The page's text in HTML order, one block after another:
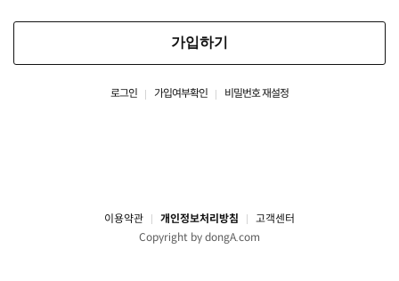
가입하기
로그인 가입여부확인 비밀번호 재설정
이용약관 개인정보처리방침
고객센터
Copyright by dongA.com